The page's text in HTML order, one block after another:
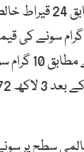
صرافہ ڈیلرز
سونے کی
سطح پر